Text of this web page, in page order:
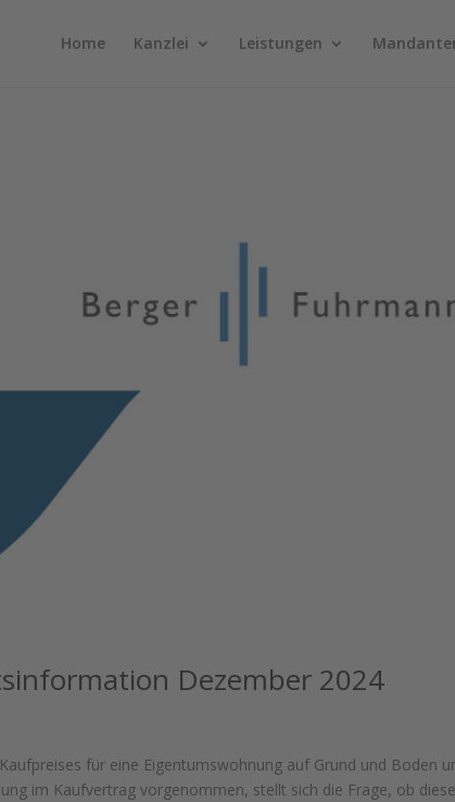
Home Kanzlei Leistungen
Dezember 2024
für eine Eigentumswohnung auf Grund und Boden
im Kaufvertrag vorgenommen, stellt sich die Frage, ob